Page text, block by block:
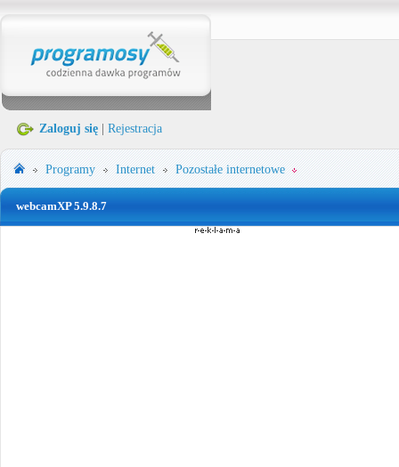
Zaloguj się Rejestracja
Programy Internet Pozostałe internetowe
webcamXP 5.9.8.7